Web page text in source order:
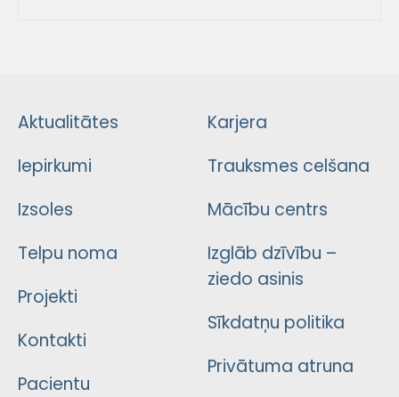
Aktualitātes
Iepirkumi
Izsoles
Telpu noma
Projekti
Kontakti
Pacientu
Karjera
Trauksmes celšana
Mācību centrs
Izglāb dzīvību –
ziedo asinis
Sīkdatņu politika
Privātuma atruna